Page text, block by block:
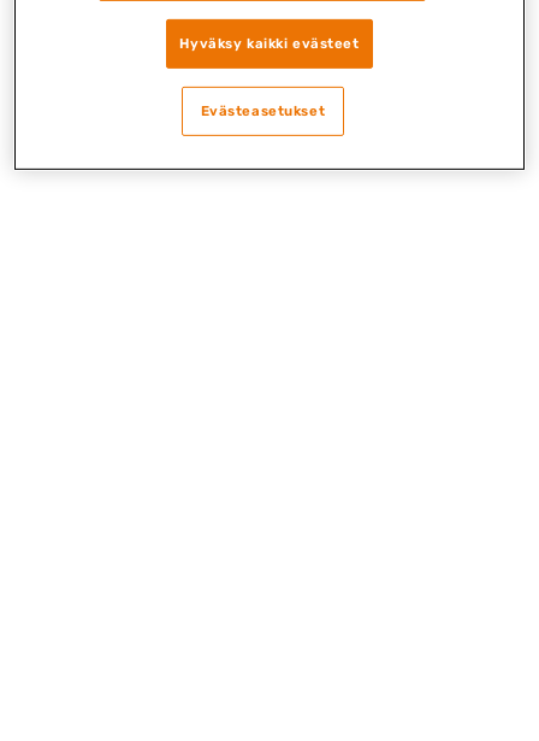
Hyväksy kaikki evästeet
Evästeasetukset